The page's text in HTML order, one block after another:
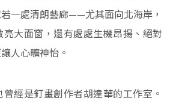
一處清朗藝廊——尤其面向北海岸，
大面窗，還有處處生機昂揚、絕對
人心曠神怡。
經是釘畫創作者胡達華的工作室。